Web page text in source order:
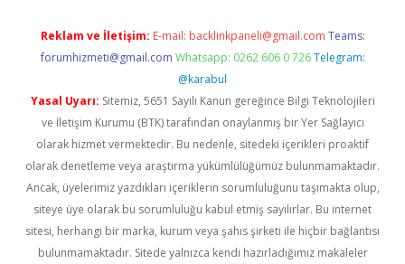
Reklam ve İletişim: E-mail: backlinkpaneli@gmail.com Teams:
forumhizmeti@gmail.com Whatsapp: 0262 606 0 726 Telegram:
@karabul
Yasal Uyarı: Sitemiz, 5651 Sayılı Kanun gereğince Bilgi Teknolojileri
ve İletişim Kurumu (BTK) tarafından onaylanmış bir Yer Sağlayıcı
olarak hizmet vermektedir. Bu nedenle, sitedeki içerikleri proaktif
olarak denetleme veya araştırma yükümlülüğümüz bulunmamaktadır.
Ancak, üyelerimiz yazdıkları içeriklerin sorumluluğunu taşımakta olup,
siteye üye olarak bu sorumluluğu kabul etmiş sayılırlar. Bu internet
sitesi, herhangi bir marka, kurum veya şahıs şirketi ile hiçbir bağlantısı
bulunmamaktadır. Sitede yalnızca kendi hazırladığımız makaleler